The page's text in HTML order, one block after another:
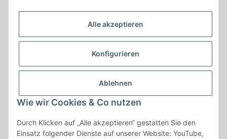
Alle akzeptieren
Konfigurieren
Ablehnen
Wie wir Cookies & Co nutzen
Durch Klicken auf „Alle akzeptieren“ gestatten Sie den
Einsatz folgender Dienste auf unserer Website: YouTube,
Krayerstraße 249
Tel.:0201555402
info@krayer-edampfer-shop.de
Gesetzliche Informationen
Informationen
Vertrag widerrufen